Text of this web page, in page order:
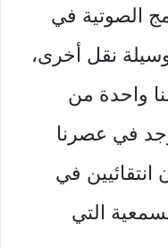
الصوتية في
نقل أخرى،
واحدة من
في عصرنا
انتقائيين في
التي